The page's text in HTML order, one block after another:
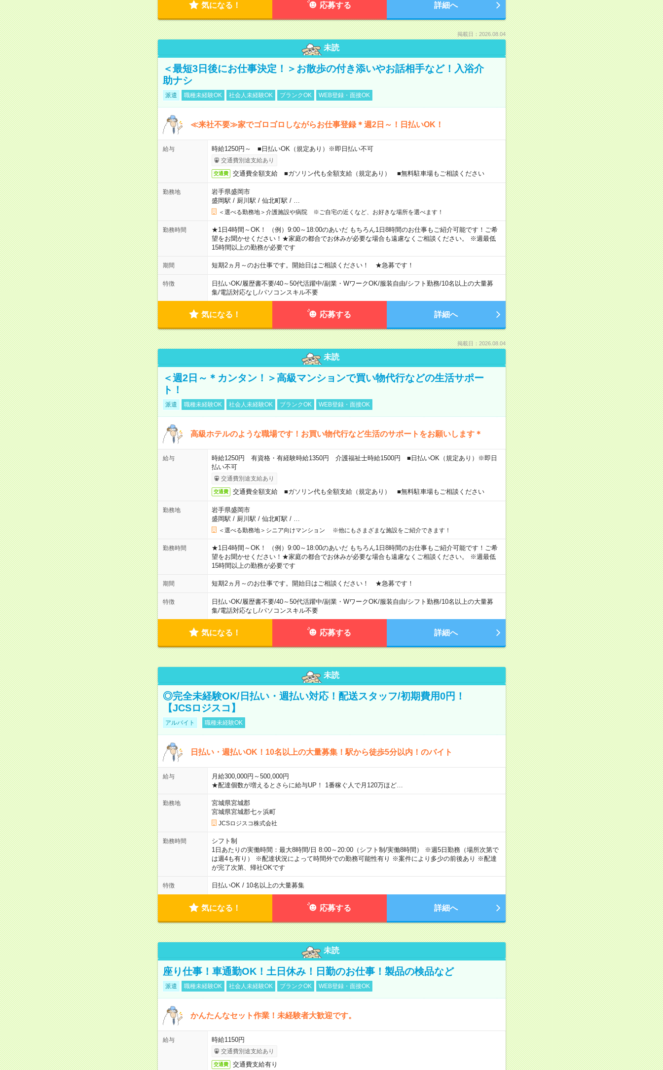
気になる！ 応募する 詳細へ
掲載日：2026.08.04
未読
＜最短3日後にお仕事決定！＞お散歩の付き添いやお話相手など！入浴介
助ナシ
派遣 職種未経験OK 社会人未経験OK ブランクOK WEB登録・面接OK
≪来社不要≫家でゴロゴロしながらお仕事登録＊週2日～！日払いOK！
給与 時給1250円～ ■日払いOK（規定あり）※即日払い不可
交通費別途支給あり
交通費 交通費全額支給 ■ガソリン代も全額支給（規定あり） ■無料駐車場もご相談ください
勤務地
岩手県盛岡市
盛岡駅 / 厨川駅 / 仙北町駅 /
＜選べる勤務地＞介護施設や病院 ※ご自宅の近くなど、お好きな場所を選べます！
勤務時間
★1日4時間～OK！ （例）9:00～18:00のあいだ もちろん1日8時間のお仕事もご紹介可能です！ご希
望をお聞かせください！★家庭の都合でお休みが必要な場合も遠慮なくご相談ください。 ※週最低
15時間以上の勤務が必要です
期間 短期2ヵ月～のお仕事です。開始日はご相談ください！ ★急募です！
特徴 日払いOK/履歴書不要/40～50代活躍中/副業・WワークOK/服装自由/シフト勤務/10名以上の大量募
集/電話対応なし/パソコンスキル不要
気になる！ 応募する 詳細へ
掲載日：2026.08.04
未読
＜週2日～＊カンタン！＞高級マンションで買い物代行などの生活サポー
ト！
派遣 職種未経験OK 社会人未経験OK ブランクOK WEB登録・面接OK
高級ホテルのような職場です！お買い物代行など生活のサポートをお願いします＊
給与
時給1250円 有資格・有経験時給1350円 介護福祉士時給1500円 ■日払いOK（規定あり）※即日
払い不可
交通費別途支給あり
交通費 交通費全額支給 ■ガソリン代も全額支給（規定あり） ■無料駐車場もご相談ください
勤務地
岩手県盛岡市
盛岡駅 / 厨川駅 / 仙北町駅 /
＜選べる勤務地＞シニア向けマンション ※他にもさまざまな施設をご紹介できます！
勤務時間
★1日4時間～OK！ （例）9:00～18:00のあいだ もちろん1日8時間のお仕事もご紹介可能です！ご希
望をお聞かせください！★家庭の都合でお休みが必要な場合も遠慮なくご相談ください。 ※週最低
15時間以上の勤務が必要です
期間 短期2ヵ月～のお仕事です。開始日はご相談ください！ ★急募です！
特徴 日払いOK/履歴書不要/40～50代活躍中/副業・WワークOK/服装自由/シフト勤務/10名以上の大量募
集/電話対応なし/パソコンスキル不要
気になる！ 応募する 詳細へ
未読
◎完全未経験OK/日払い・週払い対応！配送スタッフ/初期費用0円！
【JCSロジスコ】
アルバイト 職種未経験OK
日払い・週払いOK！10名以上の大量募集！駅から徒歩5分以内！のバイト
給与
月給300,000円～500,000円
★配達個数が増えるとさらに給与UP！ 1番稼ぐ人で月120万ほど…
勤務地
宮城県宮城郡
宮城県宮城郡七ヶ浜町
JCSロジスコ株式会社
勤務時間
シフト制
1日あたりの実働時間：最大8時間/日 8:00～20:00（シフト制/実働8時間） ※週5日勤務（場所次第で
は週4も有り） ※配達状況によって時間外での勤務可能性有り ※案件により多少の前後あり ※配達
が完了次第、帰社OKです
特徴 日払いOK / 10名以上の大量募集
気になる！ 応募する 詳細へ
未読
座り仕事！車通勤OK！土日休み！日勤のお仕事！製品の検品など
派遣 職種未経験OK 社会人未経験OK ブランクOK WEB登録・面接OK
かんたんなセット作業！未経験者大歓迎です。
給与 時給1150円
交通費別途支給あり
交通費 交通費支給有り